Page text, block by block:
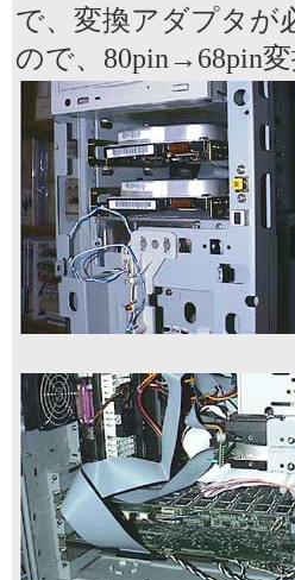
で、変換アダプタが
ので、80pin→68pin